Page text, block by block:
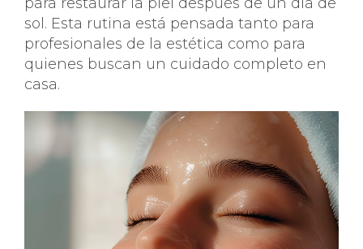
sol. Esta rutina está pensada tanto para
profesionales de la estética como para
quienes buscan un cuidado completo en
casa.